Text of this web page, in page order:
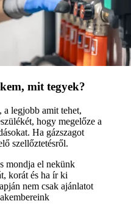
mit tegyek?
a legjobb amit tehet,
hogy megelőze a
Ha gázszagot
szellőztetésről.
mondja el nekünk
korát és ha ír ki
nem csak ajánlatot